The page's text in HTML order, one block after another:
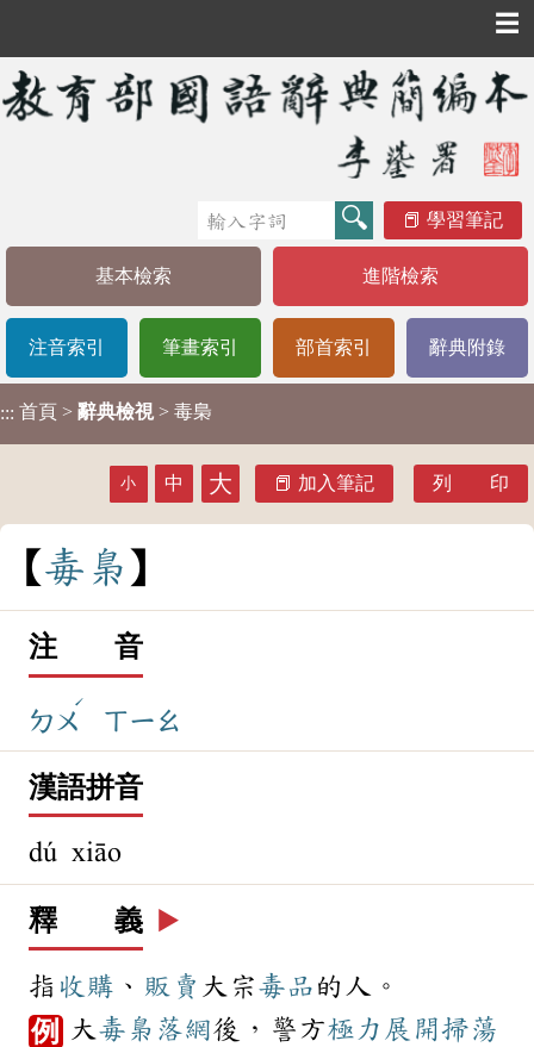
☰
學習筆記
基本檢索 進階檢索
注音索引 筆畫索引 部首索引 辭典附錄
::: 首頁 > 辭典檢視 > 毒梟
小 中 大 加入筆記 列 印
毒 梟
注 音
ㄉㄨ
ˊ
ㄒㄧㄠ
漢語拼音
dú xiāo
釋 義 ▶️
指 收購 、 販賣 大宗毒品 的人。
例 大毒梟 落網後，警方極力 展開掃蕩